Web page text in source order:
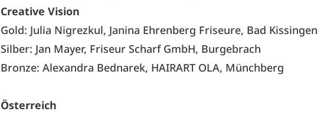
Creative Vision
Gold: Julia Nigrezkul, Janina Ehrenberg Friseure, Bad Kissingen
Silber: Jan Mayer, Friseur Scharf GmbH, Burgebrach
Bronze: Alexandra Bednarek, HAIRART OLA, Münchberg
Österreich